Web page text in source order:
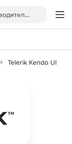
Telerik Kendo UI